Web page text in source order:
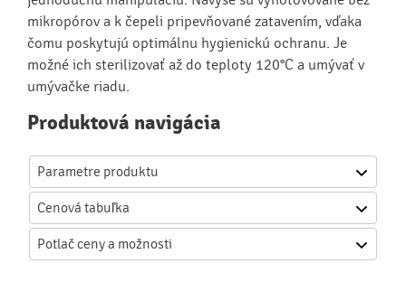
mikropórov a k čepeli pripevňované zatavením, vďaka
čomu poskytujú optimálnu hygienickú ochranu. Je
možné ich sterilizovať až do teploty 120°C a umývať v
umývačke riadu.
Produktová navigácia
Parametre produktu
Cenová tabuľka
Potlačceny a možnosti